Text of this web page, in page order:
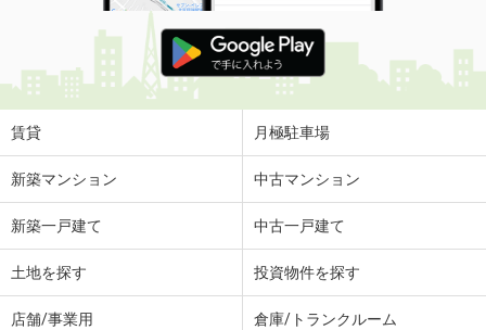
賃貸 月極駐車場
新築マンション 中古マンション
新築一戸建て 中古一戸建て
土地を探す 投資物件を探す
店舗/事業用 倉庫/トランクルーム